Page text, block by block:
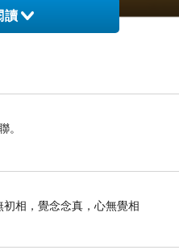
讀
。
相，覺念念真，心無覺相